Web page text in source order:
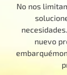
No nos
nuevo